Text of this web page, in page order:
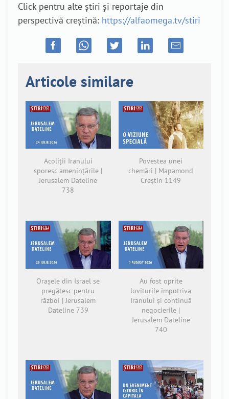
Click pentru alte știri și reportaje din
perspectivă creștină: https://alfaomega.tv/stiri
Articole similare
Acoliții Iranului
sporesc amenințările |
Jerusalem Dateline
738
Povestea unei
chemări | Mapamond
Creștin 1149
Orașele din Israel se
pregătesc pentru
război | Jerusalem
Dateline 739
Au fost oprite
loviturile împotriva
Iranului și continuă
negocierile |
Jerusalem Dateline
740